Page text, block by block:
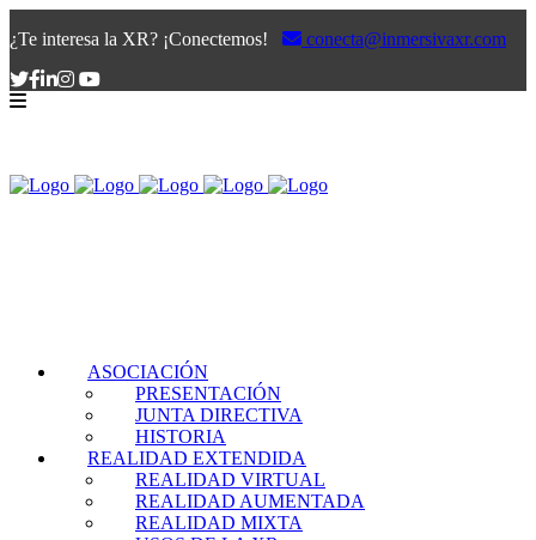
¿Te interesa la XR? ¡Conectemos! conecta@inmersivaxr.com
ASOCIACIÓN
PRESENTACIÓN
JUNTA DIRECTIVA
HISTORIA
REALIDAD EXTENDIDA
REALIDAD VIRTUAL
REALIDAD AUMENTADA
REALIDAD MIXTA